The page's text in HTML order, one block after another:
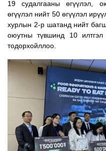
19 судалгааны өгүүлэл,
өгүүлэл нийт 50 өгүүлэл
хурлын 2-р шатанд нийт
оюутны түвшинд 10 илтгэл
тодорхойллоо.